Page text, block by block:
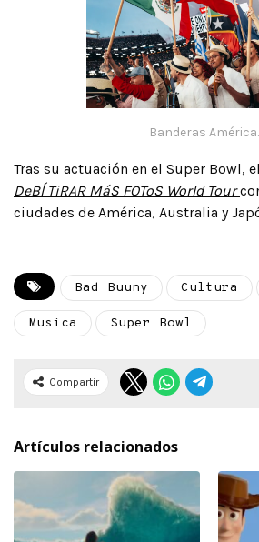
Banderas América.
Tras su actuación en el Super Bowl,
DeBÍ TiRAR MáS FOToS World Tour
ciudades de América, Australia y
Bad Buuny Cultura
Musica Super Bowl
Compartir
Artículos relacionados